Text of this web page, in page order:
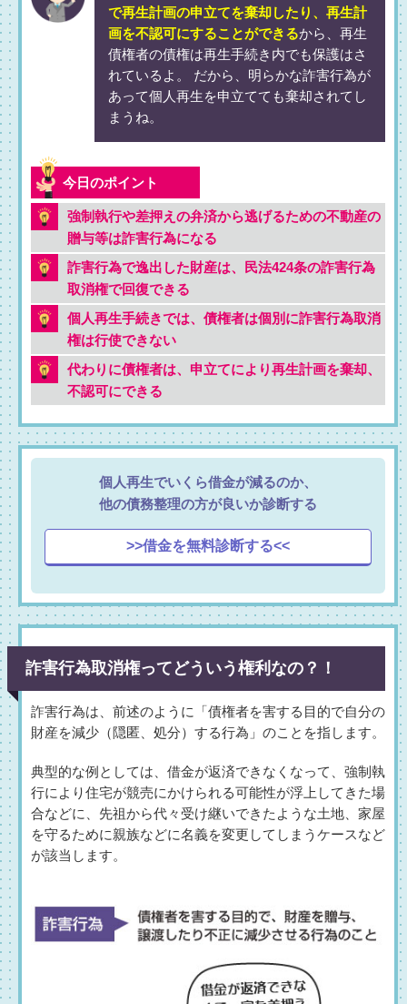
で再生計画の申立てを棄却したり、再生計
画を不認可にすることができるから、再生
債権者の債権は再生手続き内でも保護はさ
れているよ。 だから、明らかな詐害行為が
あって個人再生を申立てても棄却されてし
まうね。
強制執行や差押えの弁済から逃げるための不動産の
贈与等は詐害行為になる
詐害行為で逸出した財産は、民法424条の詐害行為
取消権で回復できる
個人再生手続きでは、債権者は個別に詐害行為取消
権は行使できない
代わりに債権者は、申立てにより再生計画を棄却、
不認可にできる
個人再生でいくら借金が減るのか、
他の債務整理の方が良いか診断する
>>借金を無料診断する<<
詐害行為取消権ってどういう権利なの？！
詐害行為は、前述のように「債権者を害する目的で自分の
財産を減少（隠匿、処分）する行為」のことを指します。
典型的な例としては、借金が返済できなくなって、強制執
行により住宅が競売にかけられる可能性が浮上してきた場
合などに、先祖から代々受け継いできたような土地、家屋
を守るために親族などに名義を変更してしまうケースなど
が該当します。